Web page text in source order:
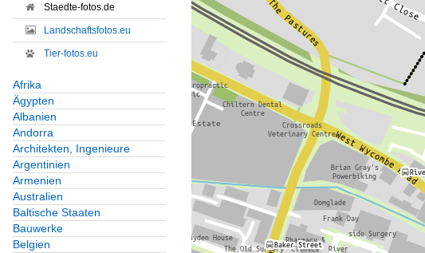
Staedte-fotos.de
Landschaftsfotos.eu
Tier-fotos.eu
Afrika
Ägypten
Albanien
Andorra
Architekten, Ingenieure
Argentinien
Armenien
Australien
Baltische Staaten
Bauwerke
Belgien